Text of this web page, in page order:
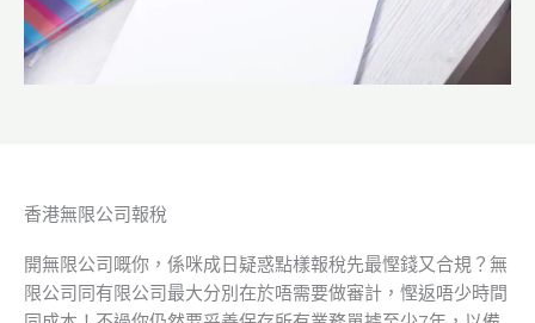
香港無限公司報稅
開無限公司嘅你，係咪成日疑惑點樣報稅先最慳錢又合規？無
限公司同有限公司最大分別在於唔需要做審計，慳返唔少時間